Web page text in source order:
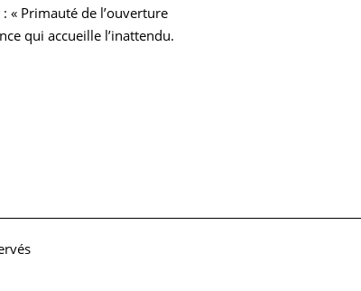
: « Primauté de l’ouverture
qui accueille l’inattendu.